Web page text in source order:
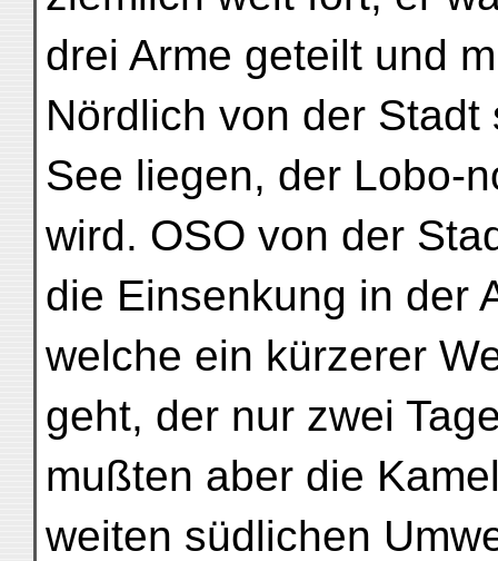
drei Arme geteilt und
Nördlich von der
See liegen, der Lobo-
wird. OSO von der
die Einsenkung in der
welche ein kürzerer
geht, der nur zwei
mußten aber die
weiten südlichen